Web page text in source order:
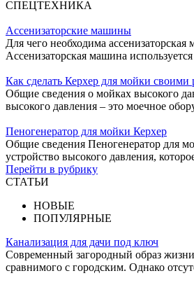
СПЕЦТЕХНИКА
Ассенизаторские машины
Для чего необходима ассенизаторская
Ассенизаторская машина
Как сделать Керхер для мойки своими
Общие сведения о мойках высокого
высокого давления – это моечное
Пеногенератор для мойки Керхер
Общие сведения Пеногенератор для
устройство высокого давления,
Перейти в рубрику
СТАТЬИ
НОВЫЕ
ПОПУЛЯРНЫЕ
Канализация для дачи под ключ
Современный загородный образ жизни
сравнимого с городским. Однако